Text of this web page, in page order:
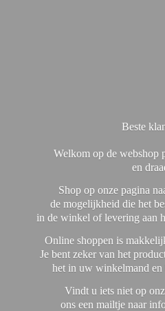
Beste
Welkom op de webshop
en
Shop op onze pagina
de mogelijkheid die het
in de winkel of levering aan
Online shoppen is
Je bent zeker van het
het in uw winkelmand en
Vindt u iets niet op
ons een mailtje naar